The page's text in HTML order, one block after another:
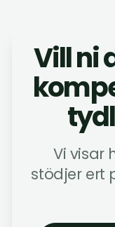
Vill ni
Vi visar
stödjer ert